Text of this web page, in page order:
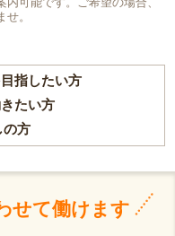
。
指したい方
たい方
の方
せて働けます